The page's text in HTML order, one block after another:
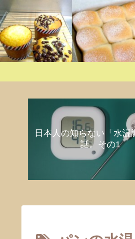
日本人の知らない「水温
話。その1